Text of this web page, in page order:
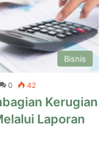
Bisnis
0 42
Kerugian
Laporan